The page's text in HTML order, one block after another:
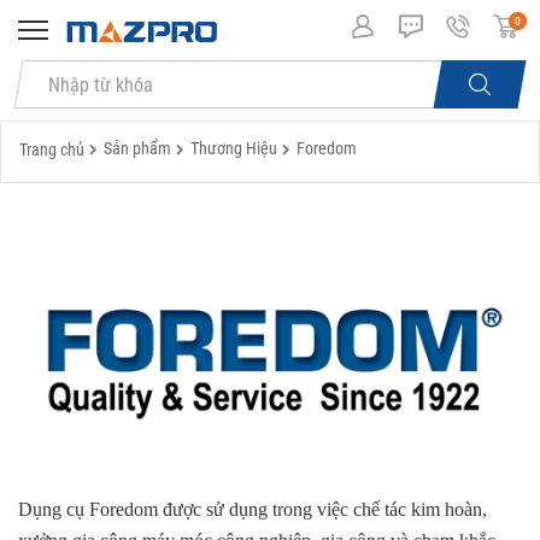
0
Trang chủ Sản phẩm Thương Hiệu Foredom
Dụng cụ Foredom được sử dụng trong việc chế tác kim hoàn,